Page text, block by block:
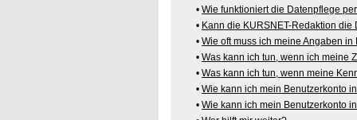
• Wie funktioniert die Datenpflege
• Kann die KURSNET-Redaktion
• Wie oft muss ich meine Angaben
• Was kann ich tun, wenn ich meine
• Was kann ich tun, wenn meine
• Wie kann ich mein Benutzerkonto
• Wie kann ich mein Benutzerkonto